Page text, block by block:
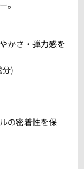
。
かさ・弾力感を
分)
の密着性を保